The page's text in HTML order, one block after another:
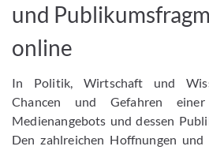
und
online
In Politik, Wirtschaft und
Chancen und Gefahren
Medienangebots und dessen
Den zahlreichen Hoffnungen